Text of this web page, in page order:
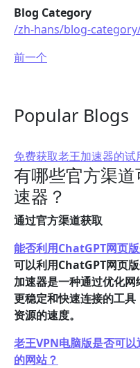
Blog Category
/zh-hans/blog-
前一个
Popular Blogs
免费获取老王加速器的
有哪些官方渠
速器？
通过官方渠道获取
能否利用ChatGPT网页
可以利用ChatGPT网页
加速器是一种通过优化
更稳定和快速连接的工
资源的速度。
老王VPN电脑版是否可
的网站？